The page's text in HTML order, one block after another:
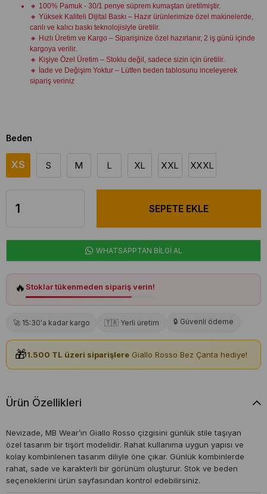
🔸 100% Pamuk - 30/1 penye süprem kumaştan üretilmiştir.
🔸 Yüksek Kaliteli Dijital Baskı – Hazır ürünlerimize özel makinelerde,
canlı ve kalıcı baskı teknolojisiyle üretilir.
🔸 Hızlı Üretim ve Kargo – Siparişinize özel hazırlanır, 2 iş günü içinde
kargoya verilir.
🔸 Kişiye Özel Üretim – Stoklu değil, sadece sizin için üretilir.
🔸 İade ve Değişim Yoktur – Lütfen beden tablosunu inceleyerek
sipariş veriniz
Beden
XS S M L XL XXL XXXL
WHATSAPPTAN BİLGİ AL
🔥 Stoklar tükenmeden sipariş verin!
🚀 15:30'a kadar kargo 🇹🇷 Yerli üretim 🔒 Güvenli ödeme
🎁1.500 TL üzeri siparişlere Giallo Rosso Bez Çanta hediye!
Ürün Özellikleri
Nevizade, MB Wear’ın Giallo Rosso çizgisini günlük stile taşıyan
özel tasarım bir tişört modelidir. Rahat kullanıma uygun yapısı ve
kolay kombinlenen tasarım diliyle öne çıkar. Günlük kombinlerde
rahat, sade ve karakterli bir görünüm oluşturur. Stok ve beden
seçeneklerini ürün sayfasından kontrol edebilirsiniz.